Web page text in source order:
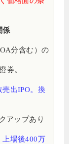
係
分含む）の
券。
売出IPO。換
アップあり
上場後400万